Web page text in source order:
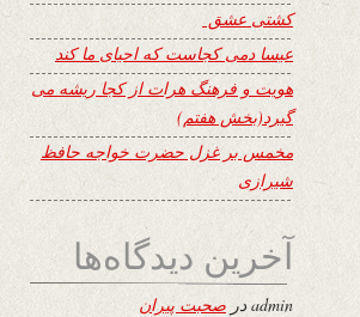
کشتی عشق
عیسا دمی کجاست که احیای ما کند
هویت و فرهنگ هرات از کجا ریشه می
گیرد(بخش هفتم)
مخمس بر غزل حضرت خواجه حافظ
شیرازی
آخرین دیدگاه‌ها
adminدر صحبت پیران